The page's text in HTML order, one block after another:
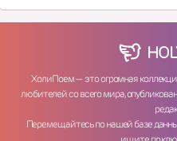
ХолиПоем — это огромная
любителей со всего мира,
Перемещайтесь по нашей базе